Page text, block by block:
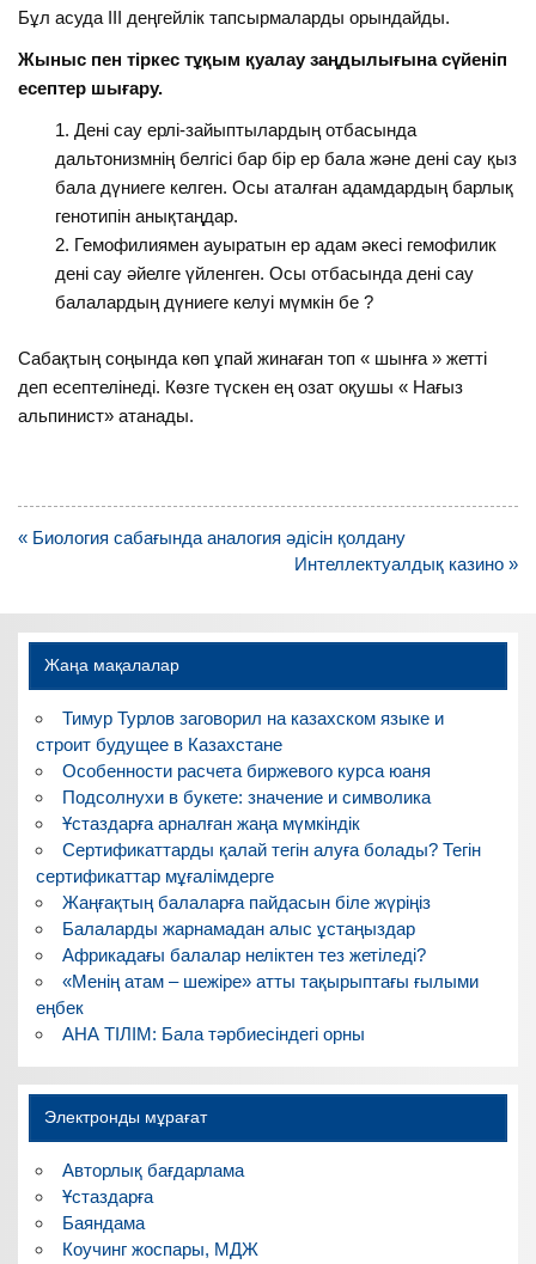
Бұл асуда ІІІ деңгейлік тапсырмаларды орындайды.
Жыныс пен тіркес тұқым қуалау заңдылығына сүйеніп
есептер шығару.
Дені сау ерлі-зайыптылардың отбасында
дальтонизмнің белгісі бар бір ер бала және дені сау қыз
бала дүниеге келген. Осы аталған адамдардың барлық
генотипін анықтаңдар.
Гемофилиямен ауыратын ер адам әкесі гемофилик
дені сау әйелге үйленген. Осы отбасында дені сау
балалардың дүниеге келуі мүмкін бе ?
Сабақтың соңында көп ұпай жинаған топ « шынға » жетті
деп есептелінеді. Көзге түскен ең озат оқушы « Нағыз
альпинист» атанады.
Навигация
« Биология сабағында аналогия әдісін қолдану
Интеллектуалдық казино »
Жаңа мақалалар
Тимур Турлов заговорил на казахском языке и
строит будущее в Казахстане
Особенности расчета биржевого курса юаня
Подсолнухи в букете: значение и символика
Ұстаздарға арналған жаңа мүмкіндік
Сертификаттарды қалай тегін алуға болады? Тегін
сертификаттар мұғалімдерге
Жаңғақтың балаларға пайдасын біле жүріңіз
Балаларды жарнамадан алыс ұстаңыздар
Африкадағы балалар неліктен тез жетіледі?
«Менің атам – шежіре» атты тақырыптағы ғылыми
еңбек
АНА ТІЛІМ: Бала тәрбиесіндегі орны
Электронды мұрағат
Авторлық бағдарлама
Ұстаздарға
Баяндама
Коучинг жоспары, МДЖ